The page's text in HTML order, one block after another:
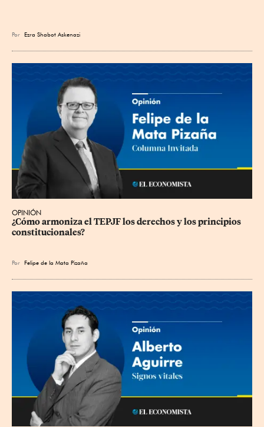
Por Ezra Shabot Askenazi
OPINIÓN
¿Cómo armoniza el TEPJF los derechos y los principios
constitucionales?
Por Felipe de la Mata Pizaña